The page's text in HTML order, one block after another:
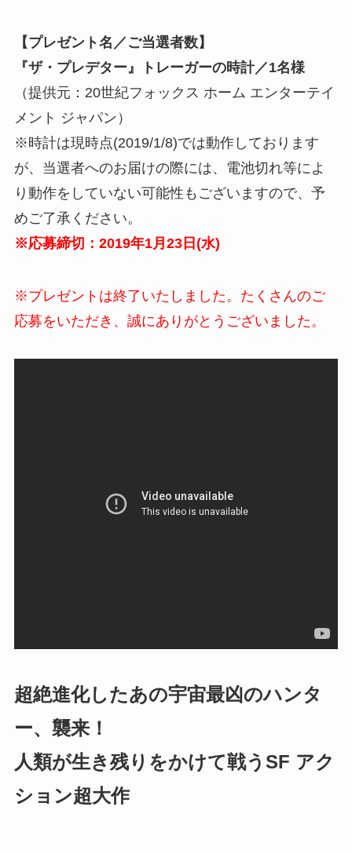
【プレゼント名／ご当選者数】
『ザ・プレデター』トレーガーの時計／1名様
（提供元：20世紀フォックス ホーム エンターテイ
メント ジャパン）
※時計は現時点(2019/1/8)では動作しております
が、当選者へのお届けの際には、電池切れ等によ
り動作をしていない可能性もございますので、予
めご了承ください。
※応募締切：2019年1月23日(水)
※プレゼントは終了いたしました。たくさんのご
応募をいただき、誠にありがとうございました。
超絶進化したあの宇宙最凶のハンタ
ー、襲来！
人類が生き残りをかけて戦うSF アク
ション超大作